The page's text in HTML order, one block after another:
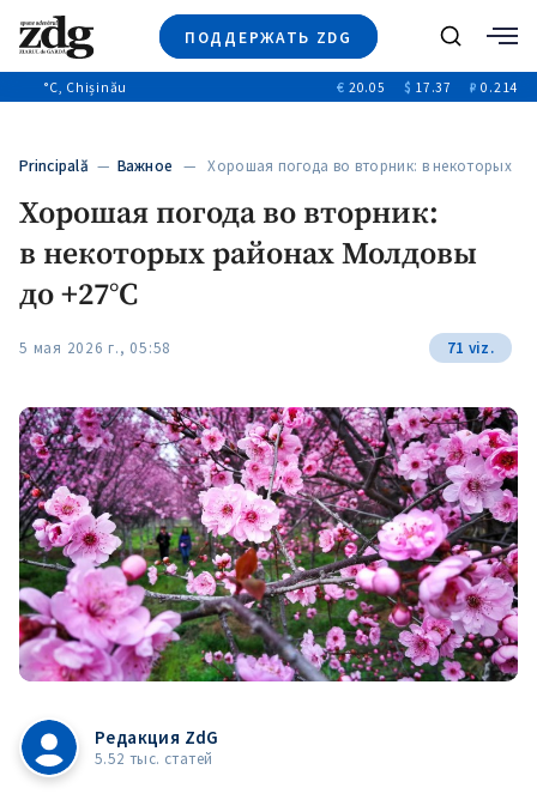
ПОДДЕРЖАТЬ ZDG
Новости
Расследования
Общество
+312
Поиск
°C, Chișinău € 20.05 $ 17.37 ₽ 0.214
Principală — Важное — Хорошая погода во вторник: в некоторых
Хорошая погода во вторник:
в некоторых районах Молдовы
до +27°C
5 мая 2026 г., 05:58 71 viz.
Редакция ZdG
5.52 тыс. статей